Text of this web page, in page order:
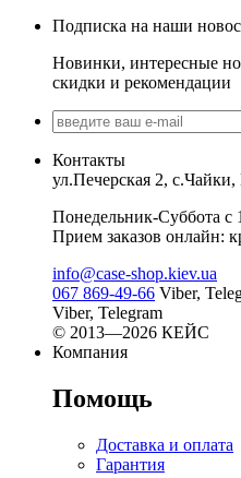
Подписка на наши
Новинки, интересные
скидки и рекомендации
Контакты
ул.Печерская 2,
Понедельник-Суббота с
Прием заказов онлайн:
info@case-shop.kiev.ua
067 869-49-66 Viber,
Viber, Telegram
© 2013—2026 КЕЙС
Компания
Помощь
Доставка и оплата
Гарантия